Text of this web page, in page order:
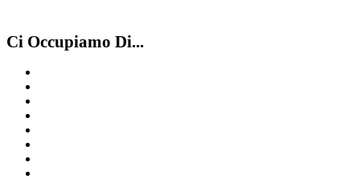
Ci Occupiamo Di...